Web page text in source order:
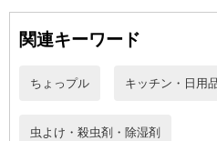
※定期的に天日干しをすると効果
※効果は半永久的。電気代／交換
※袋(不織布)は破らず、ご使用くだ
なり、発火源となることはほとん
関連キーワード
ちょっプル キッチン・日用
虫よけ・殺虫剤・除湿剤